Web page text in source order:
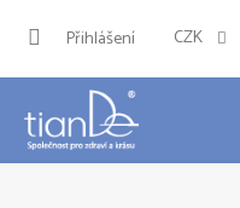
CZK
Přihlášení